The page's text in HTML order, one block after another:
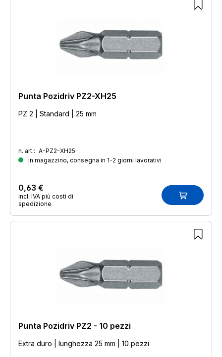
Punta Pozidriv PZ2-XH25
PZ 2 | Standard | 25 mm
n. art.: A-PZ2-XH25
In magazzino, consegna in 1-2 giorni lavorativi
0,63 €
incl. IVA più costi di
spedizione
Punta Pozidriv PZ2 - 10 pezzi
Extra duro | lunghezza 25 mm | 10 pezzi